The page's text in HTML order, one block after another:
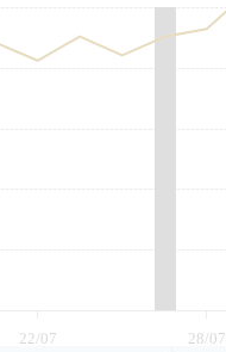
22/07 28/07